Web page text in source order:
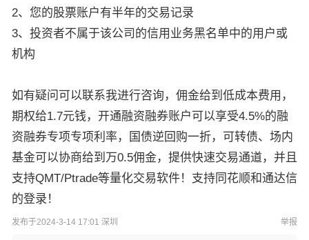
2、您的股票账户有半年的交易记录
3、投资者不属于该公司的信用业务黑名单中的用户或
机构
如有疑问可以联系我进行咨询，佣金给到低成本费用，
期权给1.7元钱，开通融资融券账户可以享受4.5%的融
资融券专项专项利率，国债逆回购一折，可转债、场内
基金可以协商给到万0.5佣金，提供快速交易通道，并且
支持QMT/Ptrade等量化交易软件！支持同花顺和通达信
的登录！
发布于2024-3-14 17:01 深圳 举报